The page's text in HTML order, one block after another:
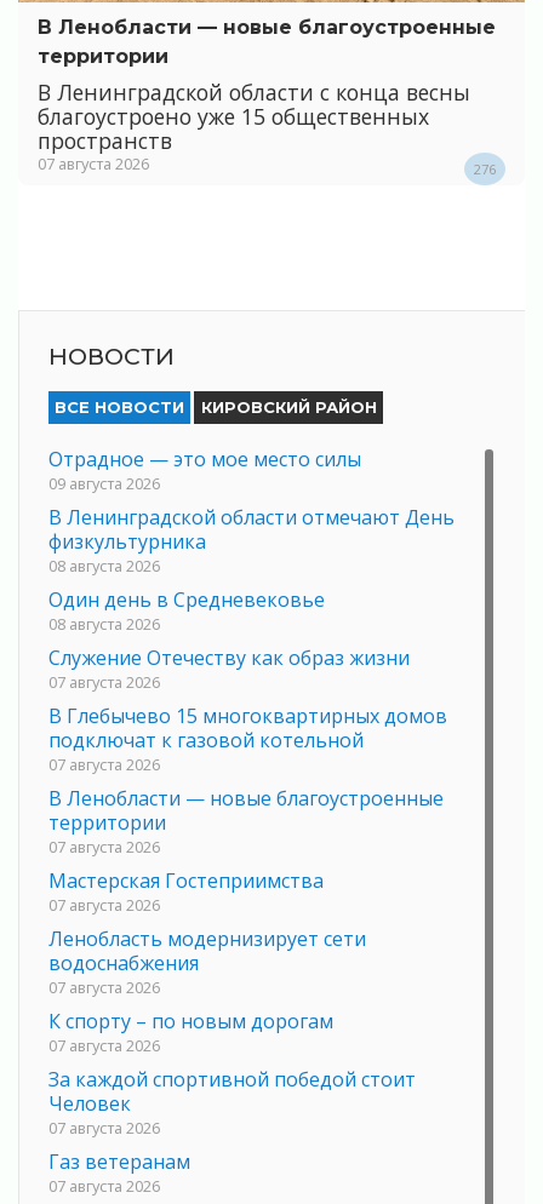
В Ленобласти — новые благоустроенные
территории
В Ленинградской области с конца весны
благоустроено уже 15 общественных
пространств
07 августа 2026 276
НОВОСТИ
ВСЕ НОВОСТИ КИРОВСКИЙ РАЙОН
Отрадное — это мое место силы
09 августа 2026
В Ленинградской области отмечают День
физкультурника
08 августа 2026
Один день в Средневековье
08 августа 2026
Служение Отечеству как образ жизни
07 августа 2026
В Глебычево 15 многоквартирных домов
подключат к газовой котельной
07 августа 2026
В Ленобласти — новые благоустроенные
территории
07 августа 2026
Мастерская Гостеприимства
07 августа 2026
Ленобласть модернизирует сети
водоснабжения
07 августа 2026
К спорту – по новым дорогам
07 августа 2026
За каждой спортивной победой стоит
Человек
07 августа 2026
Газ ветеранам
07 августа 2026